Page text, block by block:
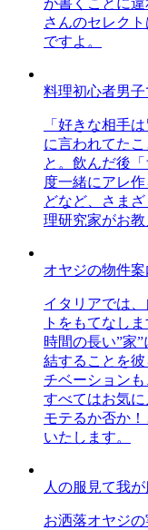
が書くことに
さんのセレク
ですよ。
料理初心者男
「好きな相手
に言われてた
と。飲んだ後
度一緒にアレ
どなど、さま
理研究家がお教
オヤジの物件案
イタリアでは
トをもてなし
時間の長い”家
結することを
チベーションも
すべてはお気
モテるか否か
いたします。
人の服見て我
お洒落オヤジ